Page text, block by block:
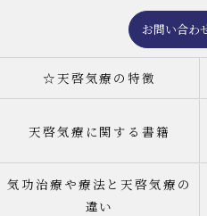
お問い合わ
☆天啓気療の特徴
天啓気療に関する書籍
気功治療や療法と天啓気療の
違い